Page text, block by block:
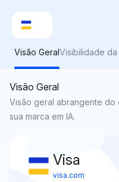
Visão GeralVisibilidade da
Visão Geral
Visão geral abrangente
sua marca em IA.
Visa
visa.com